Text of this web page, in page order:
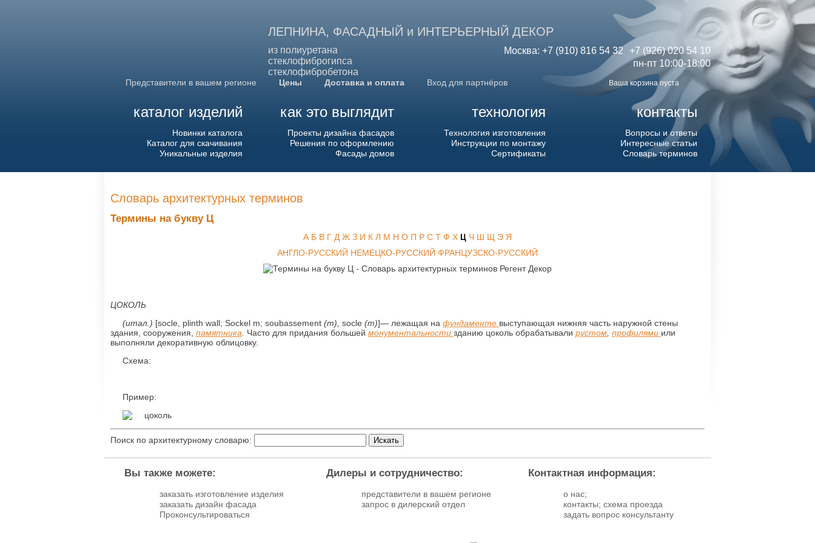
ЛЕПНИНА, ФАСАДНЫЙ и ИНТЕРЬЕРНЫЙ ДЕКОР
из полиуретана
стеклофиброгипса
стеклофибробетона
+7 (926) 020 54 10
Москва: +7 (910) 816 54 32
пн-пт 10:00-18:00
Ваша корзина пуста
Представители в вашем регионе Цены Доставка и оплата Вход для партнёров
каталог изделий
Новинки каталога
Каталог для скачивания
Уникальные изделия
как это выглядит
Проекты дизайна фасадов
Решения по оформлению
Фасады домов
технология
Технология изготовления
Инструкции по монтажу
Сертификаты
контакты
Вопросы и ответы
Интересные статьи
Словарь терминов
Словарь архитектурных терминов
Термины на букву Ц
А Б В Г Д Ж З И К Л М Н О П Р С Т Ф Х Ц Ч Ш Щ Э Я
АНГЛО-РУССКИЙ НЕМЕЦКО-РУССКИЙ ФРАНЦУЗСКО-РУССКИЙ
ЦОКОЛЬ
(итал.) [socle, plinth wall; Sockel m; soubassement (m), socle (m)]— лежащая на фундаменте выступающая нижняя часть наружной стены
здания, сооружения, памятника Часто для придания большей монументальности зданию цоколь обрабатывали рустом профилями или
выполняли декоративную облицовку.
Схема:
Пример:
Поиск по архитектурному словарю:
Вы также можете:
заказать изготовление изделия
заказать дизайн фасада
Проконсультироваться
Дилеры и сотрудничество:
представители в вашем регионе
запрос в дилерский отдел
Контактная информация:
о нас;
контакты; схема проезда
задать вопрос консультанту